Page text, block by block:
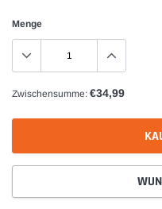
Menge
Zwischensumme: €34,99